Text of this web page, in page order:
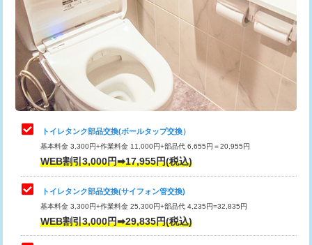
トイレタンク部品交換(ボールタップ交換）
基本料金 3,300円+作業料金 11,000円+部品代 6,655円＝20,955円
WEB割引3,000円➡17,955円(税込)
トイレタンク部品交換(サイフォン管交換)
基本料金 3,300円+作業料金 25,300円+部品代 4,235円=32,835円
WEB割引3,000円➡29,835円(税込)